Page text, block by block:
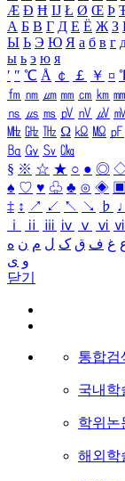
Æ Ð Ħ Ĳ Ł Ø Œ Þ
А Б В Г Д Е Ё Ж З
Ы Ь Э Ю Я а б в г
ы ь э ю я
′ ″ ℃ Å ￠ ￡ ￥ ¤
㎙ ㎚ ㎛ ㎜ ㎝ ㎞
㎱ ㎲ ㎳ ㎴ ㎵ ㎶
㎒ ㎓ ㎔ Ω ㏀ ㏁ ㎊
㏃ ㏉ ㏜ ㏆
§ ※ ☆ ★ ○ ● ◎
♠ ♡ ♥ ♧ ♣ ⊙ ◈ ▣
‡ ↕ ↗ ↙ ↖ ↘ ♭ ♩
ⅰ
ⅱ ⅲ ⅳ ⅴ ⅵ
غ ف ق ک ل م ن ه
و ی
닫기
통합검
국내학
학위논
해외학